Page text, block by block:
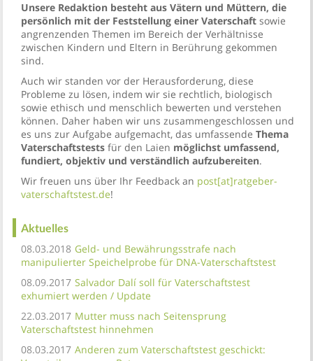
Unsere Redaktion besteht aus Vätern und Müttern, die
persönlich mit der Feststellung einer Vaterschaftsowie
angrenzenden Themen im Bereich der Verhältnisse
zwischen Kindern und Eltern in Berührung gekommen
sind.
Auch wir standen vor der Herausforderung, diese
Probleme zu lösen, indem wir sie rechtlich, biologisch
sowie ethisch und menschlich bewerten und verstehen
können. Daher haben wir uns zusammengeschlossen und
es uns zur Aufgabe aufgemacht, das umfassende Thema
Vaterschaftstestsfür den Laien möglichst umfassend,
fundiert, objektiv und verständlich aufzubereiten.
Wir freuen uns über Ihr Feedback an post[at]ratgeber-
vaterschaftstest.de!
Aktuelles
08.03.2018 Geld- und Bewährungsstrafe nach
manipulierter Speichelprobe für DNA-Vaterschaftstest
08.09.2017 Salvador Dalí soll für Vaterschaftstest
exhumiert werden / Update
22.03.2017 Mutter muss nach Seitensprung
Vaterschaftstest hinnehmen
08.03.2017 Anderen zum Vaterschaftstest geschickt: